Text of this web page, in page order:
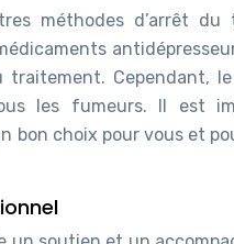
méthodes d’arrêt du
Cependant,
les fumeurs. Il est
bon choix pour vous et